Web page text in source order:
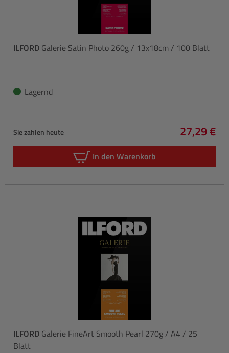
ILFORD Galerie Satin Photo 260g / 13x18cm / 100 Blatt
Lagernd
Sie zahlen heute 27,29 €
In den Warenkorb
ILFORD Galerie FineArt Smooth Pearl 270g / A4 / 25
Blatt